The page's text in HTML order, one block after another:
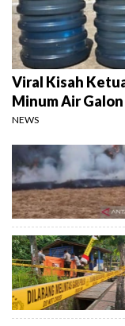
Viral Kisah
Minum Air
NEWS